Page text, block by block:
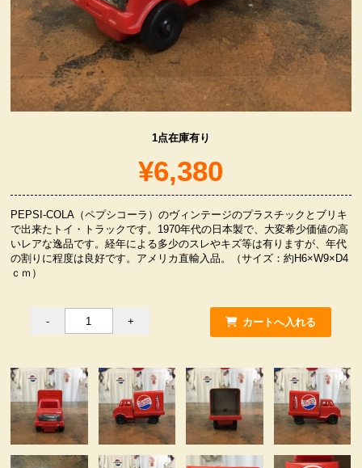
カンパニー・グッズ
キャラクター・グッズ
喫煙具
服飾小物雑貨
1点在庫有り
¥6,380
PEPSI-COLA（ペプシコーラ）のヴィンテージのプラスチックとブリキ
で出来たトイ・トラックです。1970年代の日本製で、大変希少価値の高
いレアな逸品です。経年による多少のスレやキズ等は有りますが、年代
の割りに程度は良好です。アメリカ直輸入品。（サイズ：約H6×W9×D4
ｃｍ）